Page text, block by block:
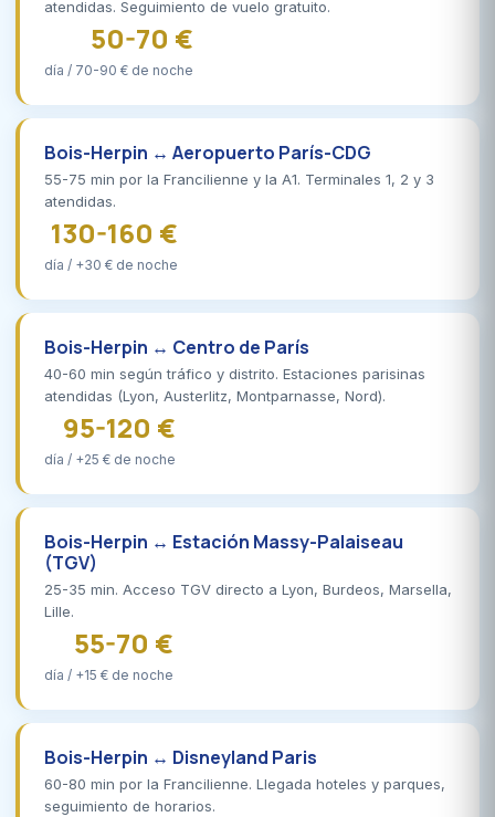
atendidas. Seguimiento de vuelo gratuito.
50-70 €
día / 70-90 € de noche
Bois-Herpin ↔ Aeropuerto París-CDG
55-75 min por la Francilienne y la A1. Terminales 1, 2 y 3
atendidas.
130-160 €
día / +30 € de noche
Bois-Herpin ↔ Centro de París
40-60 min según tráfico y distrito. Estaciones parisinas
atendidas (Lyon, Austerlitz, Montparnasse, Nord).
95-120 €
día / +25 € de noche
Bois-Herpin ↔ Estación Massy-Palaiseau
(TGV)
25-35 min. Acceso TGV directo a Lyon, Burdeos, Marsella,
Lille.
55-70 €
día / +15 € de noche
Bois-Herpin ↔ Disneyland Paris
60-80 min por la Francilienne. Llegada hoteles y parques,
seguimiento de horarios.